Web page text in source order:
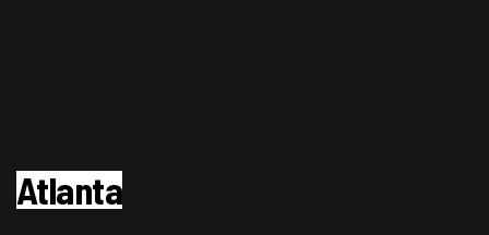
Atlanta